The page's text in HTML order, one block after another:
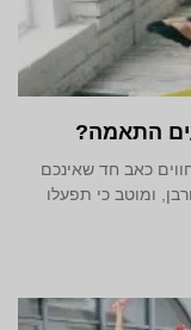
התאמה?
כאב חד שאינכם
ומוטב כי תפעלו